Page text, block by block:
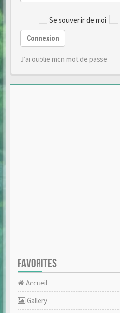
Se souvenir de moi
Connexion
J’ai oublie mon mot de passe
FAVORITES
Accueil
Gallery